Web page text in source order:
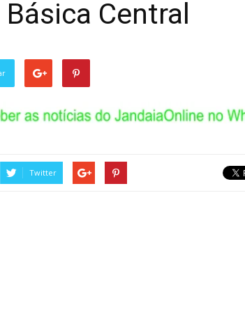
Central
Twitter